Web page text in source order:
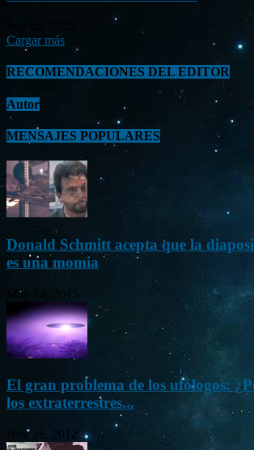
Cargar más
RECOMENDACIONES DEL EDITOR
Autor
MENSAJES POPULARES
Donald Schmitt acepta que la
es una momia
May 14, 2015
El gran problema de los ufólogos:
los extraterrestres...
Nov 26, 2012